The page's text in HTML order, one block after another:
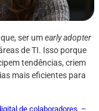
ser umearly adopter
de TI. Isso porque
tendências, criem
mais eficientes para
de colaboradores –